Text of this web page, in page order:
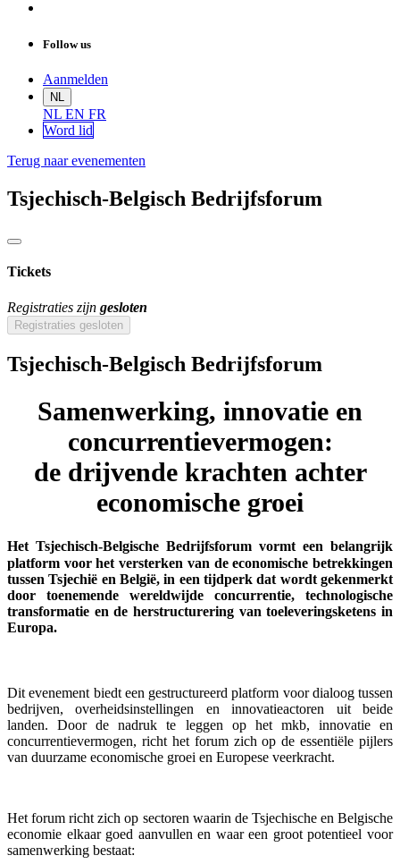
Follow us
Aanmelden
NL
NL EN FR
Word lid
Terug naar evenementen
Tsjechisch-Belgisch Bedrijfsforum
Tickets
Registraties zijn gesloten
Registraties gesloten
Tsjechisch-Belgisch Bedrijfsforum
Samenwerking, innovatie en
concurrentievermogen:
de drijvende krachten achter
economische groei
Het Tsjechisch-Belgische Bedrijfsforum vormt een belangrijk
platform voor het versterken van de economische betrekkingen
tussen Tsjechië en België, in een tijdperk dat wordt gekenmerkt
door toenemende wereldwijde concurrentie, technologische
transformatie en de herstructurering van toeleveringsketens in
Europa.
Dit evenement biedt een gestructureerd platform voor dialoog tussen
bedrijven, overheidsinstellingen en innovatieactoren uit beide
landen. Door de nadruk te leggen op het mkb, innovatie en
concurrentievermogen, richt het forum zich op de essentiële pijlers
van duurzame economische groei en Europese veerkracht.
Het forum richt zich op sectoren waarin de Tsjechische en Belgische
economie elkaar goed aanvullen en waar een groot potentieel voor
samenwerking bestaat: